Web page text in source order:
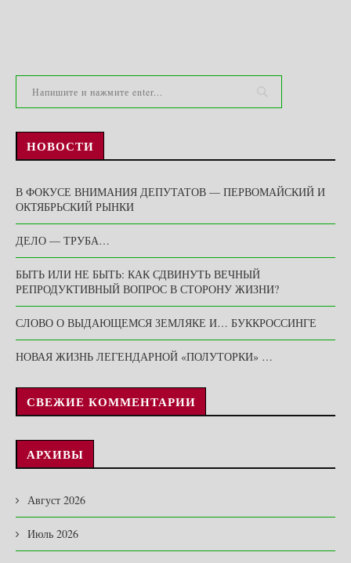
НОВОСТИ
В ФОКУСЕ ВНИМАНИЯ ДЕПУТАТОВ — ПЕРВОМАЙСКИЙ И
ОКТЯБРЬСКИЙ РЫНКИ
ДЕЛО — ТРУБА…
БЫТЬ ИЛИ НЕ БЫТЬ: КАК СДВИНУТЬ ВЕЧНЫЙ
РЕПРОДУКТИВНЫЙ ВОПРОС В СТОРОНУ ЖИЗНИ?
СЛОВО О ВЫДАЮЩЕМСЯ ЗЕМЛЯКЕ И… БУККРОССИНГЕ
НОВАЯ ЖИЗНЬ ЛЕГЕНДАРНОЙ «ПОЛУТОРКИ» …
СВЕЖИЕ КОММЕНТАРИИ
АРХИВЫ
Август 2026
Июль 2026